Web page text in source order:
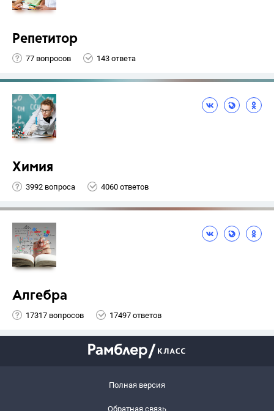
Репетитор
77 вопросов 143 ответа
Химия
3992 вопроса 4060 ответов
Алгебра
17317 вопросов 17497 ответов
Полная версия
Обратная связь